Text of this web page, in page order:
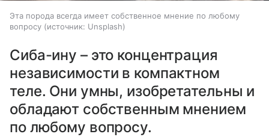
Эта порода всегда имеет собственное мнение по любому
вопросу
источник: Unsplash
Сиба-ину – это концентрация
независимости в компактном
теле. Они умны, изобретательны и
обладают собственным мнением
по любому вопросу.